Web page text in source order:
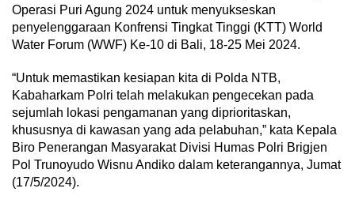
Operasi Puri Agung 2024 untuk menyukseskan
penyelenggaraan Konfrensi Tingkat Tinggi (KTT) World
Water Forum (WWF) Ke-10 di Bali, 18-25 Mei 2024.
“Untuk memastikan kesiapan kita di Polda NTB,
Kabaharkam Polri telah melakukan pengecekan pada
sejumlah lokasi pengamanan yang diprioritaskan,
khususnya di kawasan yang ada pelabuhan,” kata Kepala
Biro Penerangan Masyarakat Divisi Humas Polri Brigjen
Pol Trunoyudo Wisnu Andiko dalam keterangannya, Jumat
(17/5/2024).